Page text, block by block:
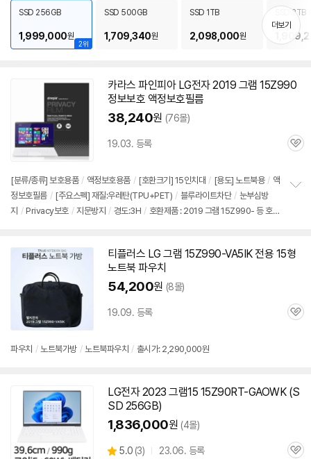
치
기
2위
SSD 256GB
1,999,000원
SSD 500GB
1,709,340원
SSD 1TB
2,098,000원
SSD 2TB
더보기
카라스 파인피아 LG전자 2019 그램 15Z990
정보보호 액정보호필름
38,240원 (76몰)
19.03. 등록
관
[분류/종류] 보호용품 / 액정보호용품 / [호환크기] 15인치대 / [용도] 노트북용 / 액
정보호필름 / [주요스펙] 재질:우레탄(TPU+PET) / 블루라이트차단 / 눈부심방
지 / Privacy보호 / 지문방지 / 경도:3H / 호환제품 : 2019 그램 15Z990- 등 호
기
티플러스 LG 그램 15Z990-VA5IK 전용 15형
노트북 파우치
54,200원 (8몰)
19.09. 등록
관
파우치 / 노트북가방 / 노트북파우치 / 출시가: 2,290,000원
LG전자 2023 그램15 15Z90RT-GAOWK (S
SD 256GB)
1,836,000원 (4몰)
5.0 (상
3) 23.06. 등록
관